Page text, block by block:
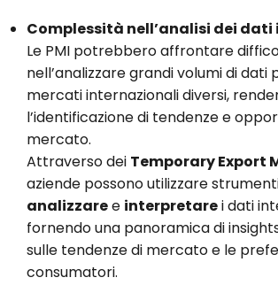
Complessità nell’analisi dei
Le PMI potrebbero affrontare
nell’analizzare grandi volumi di dati
mercati internazionali diversi,
l’identificazione di tendenze e
mercato.
Attraverso dei Temporary Export
aziende possono utilizzare
analizzaree interpretarei dati
fornendo una panoramica di
sulle tendenze di mercato e le
consumatori.